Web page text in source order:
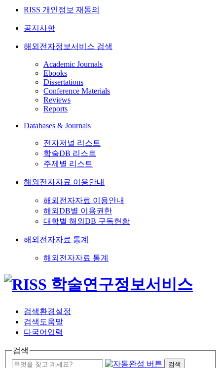
RISS 개인정보 재동의
공지사항
해외전자정보서비스 검색
Academic Journals
Ebooks
Dissertations
Conference Materials
Reviews
Reports
Databases & Journals
전자저널 리스트
학술DB 리스트
주제별 리스트
해외전자자료 이용안내
해외전자자료 이용안내
해외DB별 이용권한
대학별 해외DB 구독현황
해외전자자료 통계
해외전자자료 통계
검색환경설정
검색도움말
다국어입력
검색
검색